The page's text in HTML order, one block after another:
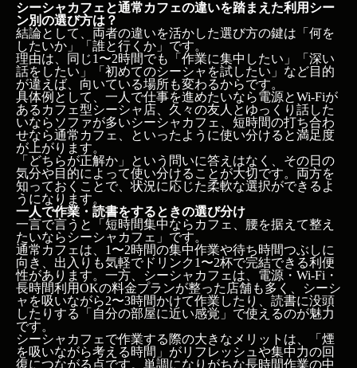
シーシャカフェと通常カフェの違いを踏まえた利用シー
ン別の選び方は？
結論として、両者の違いを活かした選び方の鍵は「何を
したいか」「誰と行くか」です。
理由は、同じ1〜2時間でも「作業に集中したい」「深い
話をしたい」「初めてのシーシャを試したい」など目的
が違えば、向いている場所も変わるからです。
具体例として、一人で仕事を進めたいなら電源とWi-Fiが
あるカフェ型シーシャ店、久々の友人とゆっくり話した
いならソファが多いシーシャカフェ、短時間の打ち合わ
せなら通常カフェ、といったように使い分けると満足度
が上がります。
「どちらが正解か」という問いに答えはなく、その日の
気分や目的によって使い分けることが大切です。両方を
知っておくことで、状況に応じた柔軟な選択ができるよ
うになります。
一人で作業・読書をするときの選び分け
一言で言うと「短時間集中ならカフェ、腰を据えて整え
たいならシーシャカフェ」です。
通常カフェは、1〜2時間の集中作業や待ち時間つぶしに
向き、出入りも気軽でドリンク1〜2杯で完結できる利便
性があります。一方、シーシャカフェは、電源・Wi-Fi・
長時間利用OKの料金プランが整った店舗も多く、シーシ
ャを吸いながら2〜3時間かけて作業したり、読書に没頭
したりする「自分の部屋に近い感覚」で使えるのが魅力
です。
シーシャカフェで作業する際の大きなメリットは、「煙
を吸いながら考える時間」がリフレッシュや集中力の回
復につながる点です。単調になりがちな長時間作業の中
Q5. 料金は通常カフェと比べて高いですか？
Q6. デートにはどちらが向いていますか？
Q7. 初めてシーシャを吸うなら、バーとカフェどち
らが良いですか？
Q8. シーシャカフェで作業しても失礼になりません
か？
Q9. シーシャを吸わずドリンクだけ頼んでも良いで
すか？
Q10. シーシャカフェと「シーシャバー」の違いは何
ですか？
まとめ